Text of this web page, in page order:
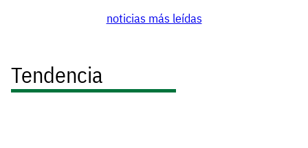
noticias más leídas
Tendencia